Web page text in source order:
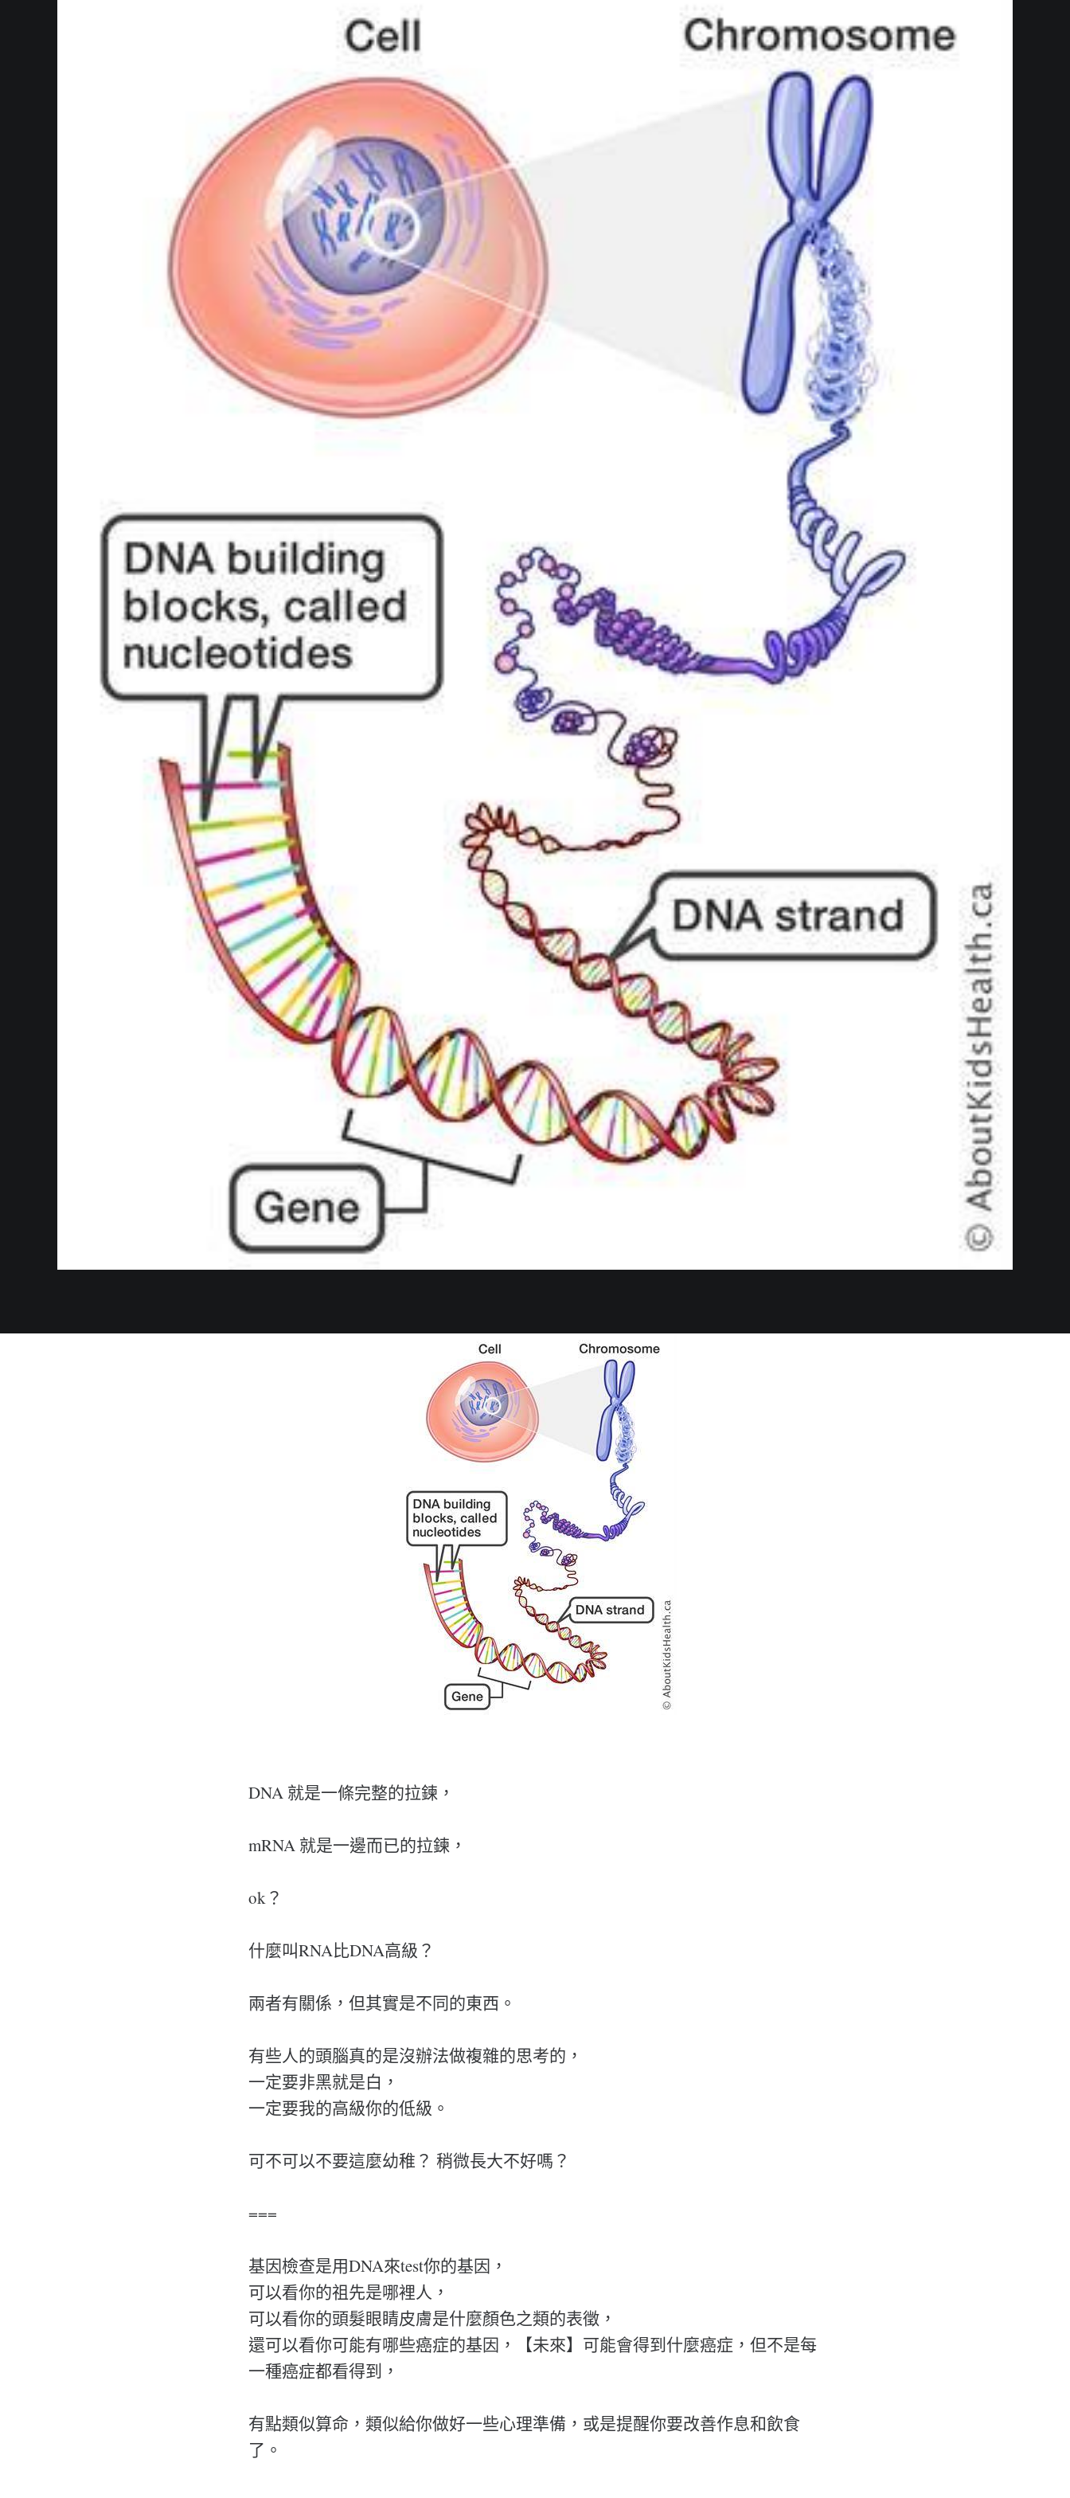
DNA 就是一條完整的拉鍊，
mRNA 就是一邊而已的拉鍊，
ok？
什麼叫RNA比DNA高級？
兩者有關係，但其實是不同的東西。
有些人的頭腦真的是沒辦法做複雜的思考的，
一定要非黑就是白，
一定要我的高級你的低級。
可不可以不要這麼幼稚？ 稍微長大不好嗎？
===
基因檢查是用DNA來test你的基因，
可以看你的祖先是哪裡人，
可以看你的頭髮眼睛皮膚是什麼顏色之類的表徵，
還可以看你可能有哪些癌症的基因，【未來】可能會得到什麼癌症，但不是每
一種癌症都看得到，
有點類似算命，類似給你做好一些心理準備，或是提醒你要改善作息和飲食
了。